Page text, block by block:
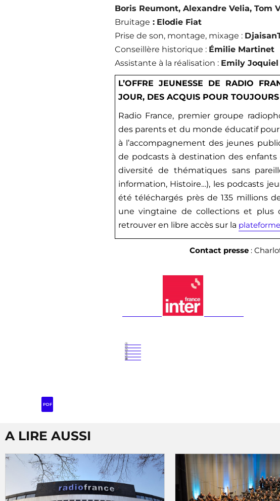
Boris Reumont, Alexandre Velia, Tom
Bruitage : Elodie Fiat
Prise de son, montage, mixage :
Conseillère historique : Émilie Martinet
Assistante à la réalisation : Emily Joquiel
L’OFFRE JEUNESSE DE RADIO
JOUR, DES ACQUIS POUR
Radio France, premier groupe
des parents et du monde éducatif
à l’accompagnement des jeunes
de podcasts à destination des
diversité de thématiques sans
information, Histoire…), les podcasts
été téléchargés près de 135 millions
une vingtaine de collections et plus
retrouver en libre accès sur la plateforme
Contact presse :
PDF
A LIRE AUSSI